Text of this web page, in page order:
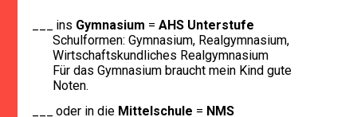
ins Gymnasium =AHS Unterstufe
Schulformen: Gymnasium, Realgymnasium,
Wirtschaftskundliches Realgymnasium
Für das Gymnasium braucht mein Kind gute
Noten.
oder in die Mittelschule = NMS